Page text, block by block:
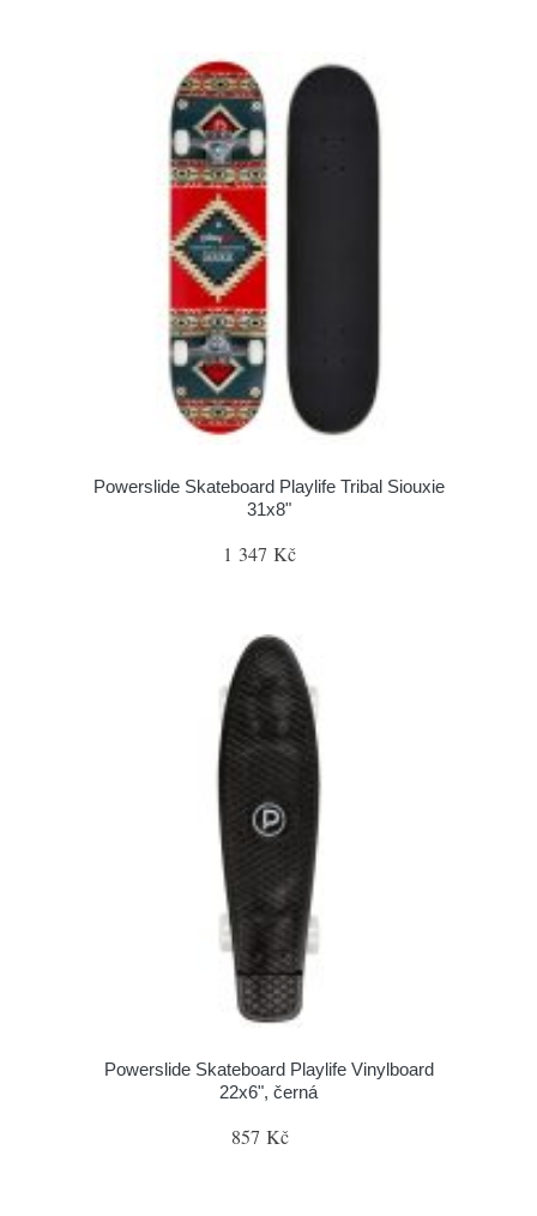
Powerslide Skateboard Playlife Tribal Siouxie
31x8"
1 347 Kč
Powerslide Skateboard Playlife Vinylboard
22x6", černá
857 Kč